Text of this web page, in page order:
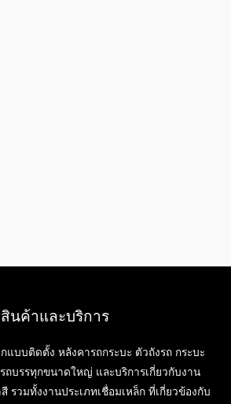
สินค้าและบริการ
กแบบติดตั้ง หลังคารถกระบะ ตัวถังรถ กระบะ
ถบรรทุกขนาดใหญ่ และบริการเกี่ยวกับงาน
รวมทั้งงานประเภทเชื่อมเหล็ก ที่เกี่ยวข้องกับ